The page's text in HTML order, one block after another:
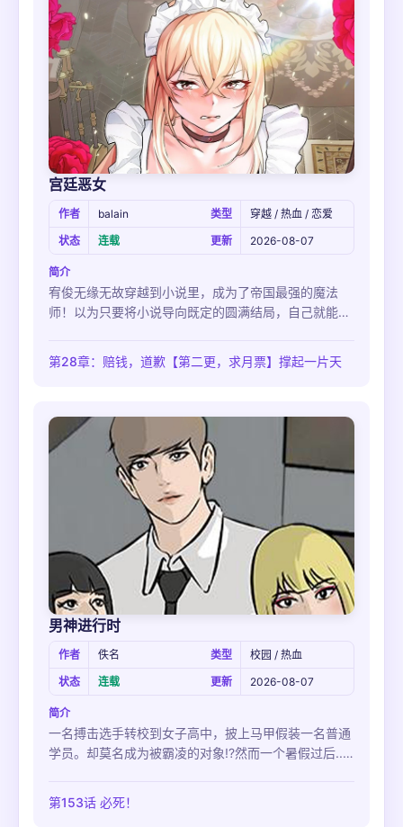
宫廷恶女
作者 balain 类型
穿越 / 热血 / 恋爱
状态
连载 更新 2026-08-07
简介
宥俊无缘无故穿越到小说里，成为了帝国最强的魔法
师！以为只要将小说导向既定的圆满结局，自己就能回
险，还得成功收服赛莉亚才能让自己继续在小说里活
第28章：赔钱，道歉【第二更，求月票】撑起一片天
男神进行时
作者 佚名 类型
校园 / 热血
状态
连载 更新 2026-08-07
简介
一名搏击选手转校到女子高中，披上马甲假装一名普通
学员。却莫名成为被霸凌的对象!?然而一个暑假过后...
第153话 必死！